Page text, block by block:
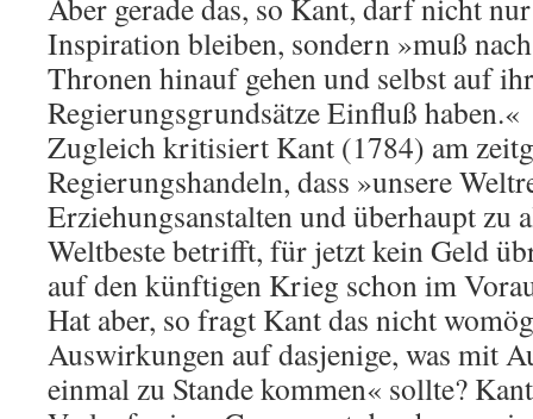
Inspiration bleiben, sondern »muß
Thronen hinauf gehen und selbst auf
Regierungsgrundsätze Einfluß haben.«
Zugleich kritisiert Kant (1784) am
Regierungshandeln, dass »unsere
Erziehungsanstalten und überhaupt zu
Weltbeste betrifft, für jetzt kein Geld
auf den künftigen Krieg schon im
Hat aber, so fragt Kant das nicht
Auswirkungen auf dasjenige, was mit
einmal zu Stande kommen« sollte?